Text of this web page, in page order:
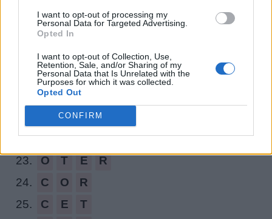
I want to opt-out of processing my
Personal Data for Targeted Advertising.
Opted In
I want to opt-out of Collection, Use,
Retention, Sale, and/or Sharing of my
Personal Data that Is Unrelated with the
Purposes for which it was collected.
Opted Out
CONFIRM
O C R
E
R N
C E N
T
C O T
O T
E
22. T R O
C
23.
O T E
R
24.
C O
R
25.
C E
T